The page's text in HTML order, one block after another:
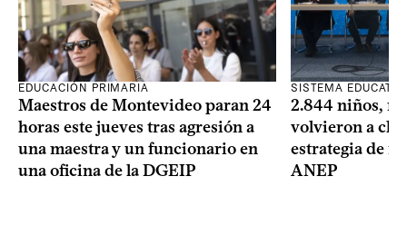
EDUCACIÓN PRIMARIA
Maestros de Montevideo paran 24
horas este jueves tras agresión a
una maestra y un funcionario en
una oficina de la DGEIP
SISTEMA
2.844 niños,
volvieron a
estrategia de
ANEP